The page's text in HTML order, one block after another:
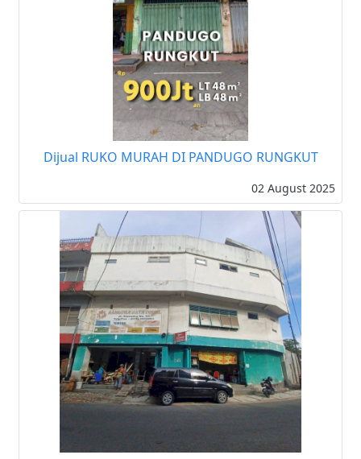
Dijual RUKO MURAH DI PANDUGO RUNGKUT
02 August 2025